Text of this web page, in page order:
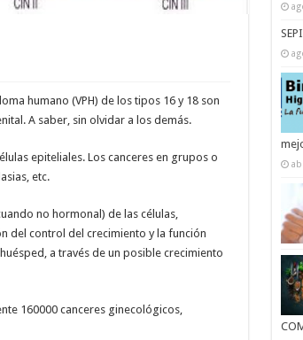
humano (VPH) de los tipos 16 y 18 son
A saber, sin olvidar a los demás.
epiteliales. Los canceres en grupos o
etc.
no hormonal) de las células,
del control del crecimiento y la función
a través de un posible crecimiento
160000 canceres ginecológicos,